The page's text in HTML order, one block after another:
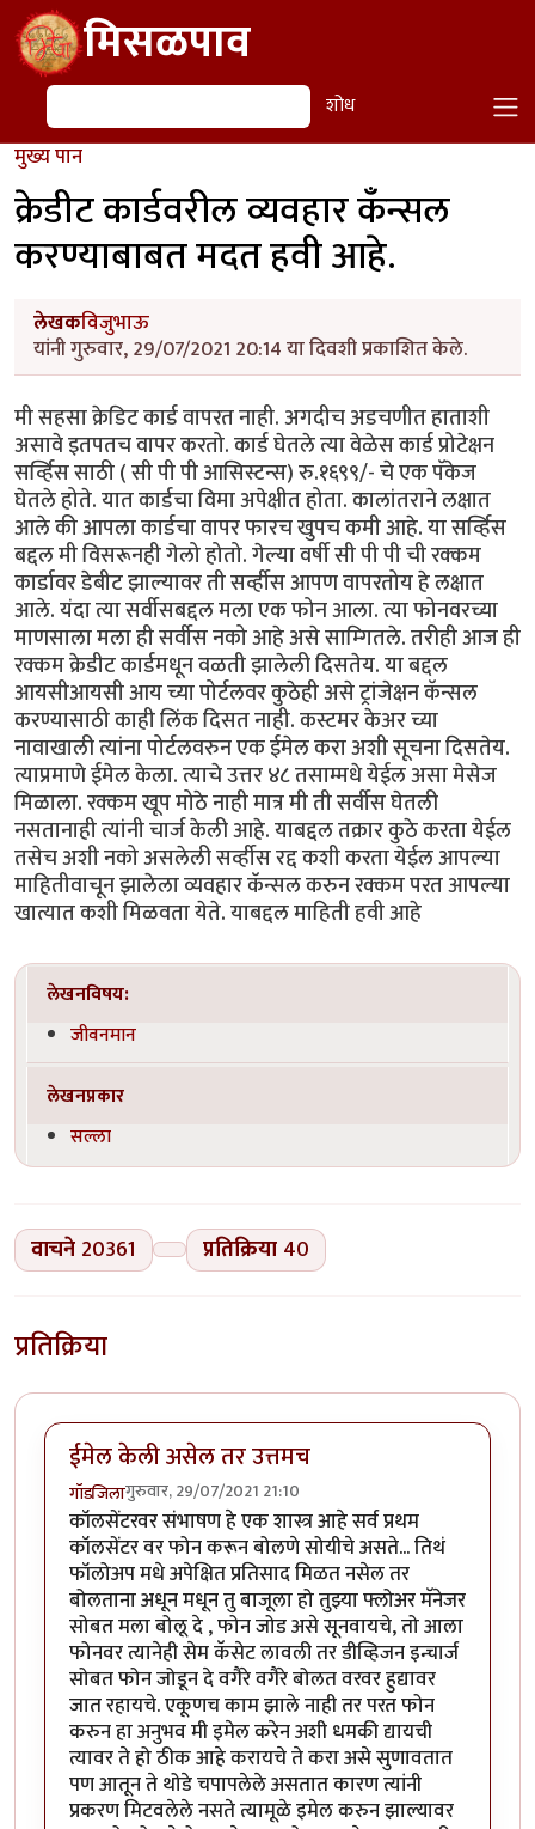
Skip to main contentमिसळपाव
शोध शोध
मुख्य पान
क्रेडीट कार्डवरील व्यवहार कँन्सल
करण्याबाबत मदत हवी आहे.
लेखकविजुभाऊ
यांनी गुरुवार, 29/07/2021 20:14 या दिवशी प्रकाशित केले.
मी सहसा क्रेडिट कार्ड वापरत नाही. अगदीच अडचणीत हाताशी
असावे इतपतच वापर करतो. कार्ड घेतले त्या वेळेस कार्ड प्रोटेक्षन
सर्व्हिस साठी ( सी पी पी आसिस्टन्स) रु.१६९९/- चे एक पॅकेज
घेतले होते. यात कार्डचा विमा अपेक्षीत होता. कालांतराने लक्षात
आले की आपला कार्डचा वापर फारच खुपच कमी आहे. या सर्व्हिस
बद्दल मी विसरूनही गेलो होतो. गेल्या वर्षी सी पी पी ची रक्कम
कार्डावर डेबीट झाल्यावर ती सर्व्हीस आपण वापरतोय हे लक्षात
आले. यंदा त्या सर्वीसबद्दल मला एक फोन आला. त्या फोनवरच्या
माणसाला मला ही सर्वीस नको आहे असे साम्गितले. तरीही आज ही
रक्कम क्रेडीट कार्डमधून वळती झालेली दिसतेय. या बद्दल
आयसीआयसी आय च्या पोर्टलवर कुठेही असे ट्रांजेक्षन कॅन्सल
करण्यासाठी काही लिंक दिसत नाही. कस्टमर केअर च्या
नावाखाली त्यांना पोर्टलवरुन एक ईमेल करा अशी सूचना दिसतेय.
त्याप्रमाणे ईमेल केला. त्याचे उत्तर ४८ तसाम्मधे येईल असा मेसेज
मिळाला. रक्कम खूप मोठे नाही मात्र मी ती सर्वीस घेतली
नसतानाही त्यांनी चार्ज केली आहे. याबद्दल तक्रार कुठे करता येईल
तसेच अशी नको असलेली सर्व्हीस रद्द कशी करता येईल आपल्या
माहितीवाचून झालेला व्यवहार कॅन्सल करुन रक्कम परत आपल्या
खात्यात कशी मिळवता येते. याबद्दल माहिती हवी आहे
लेखनविषय:
जीवनमान
लेखनप्रकार
सल्ला
वाचने 20361 प्रतिक्रिया 40
प्रतिक्रिया
ईमेल केली असेल तर उत्तमच
गॉडजिलागुरुवार, 29/07/2021 21:10
कॉलसेंटरवर संभाषण हे एक शास्त्र आहे सर्व प्रथम
कॉलसेंटर वर फोन करून बोलणे सोयीचे असते... तिथं
फॉलोअप मधे अपेक्षित प्रतिसाद मिळत नसेल तर
बोलताना अधून मधून तु बाजूला हो तुझ्या फ्लोअर मॅनेजर
सोबत मला बोलू दे , फोन जोड असे सूनवायचे, तो आला
फोनवर त्यानेही सेम कॅसेट लावली तर डीव्हिजन इन्चार्ज
सोबत फोन जोडून दे वगैरे वगैरे बोलत वरवर हुद्यावर
जात रहायचे. एकूणच काम झाले नाही तर परत फोन
करुन हा अनुभव मी इमेल करेन अशी धमकी द्यायची
त्यावर ते हो ठीक आहे करायचे ते करा असे सुणावतात
पण आतून ते थोडे चपापलेले असतात कारण त्यांनी
प्रकरण मिटवलेले नसते त्यामूळे इमेल करुन झाल्यावर